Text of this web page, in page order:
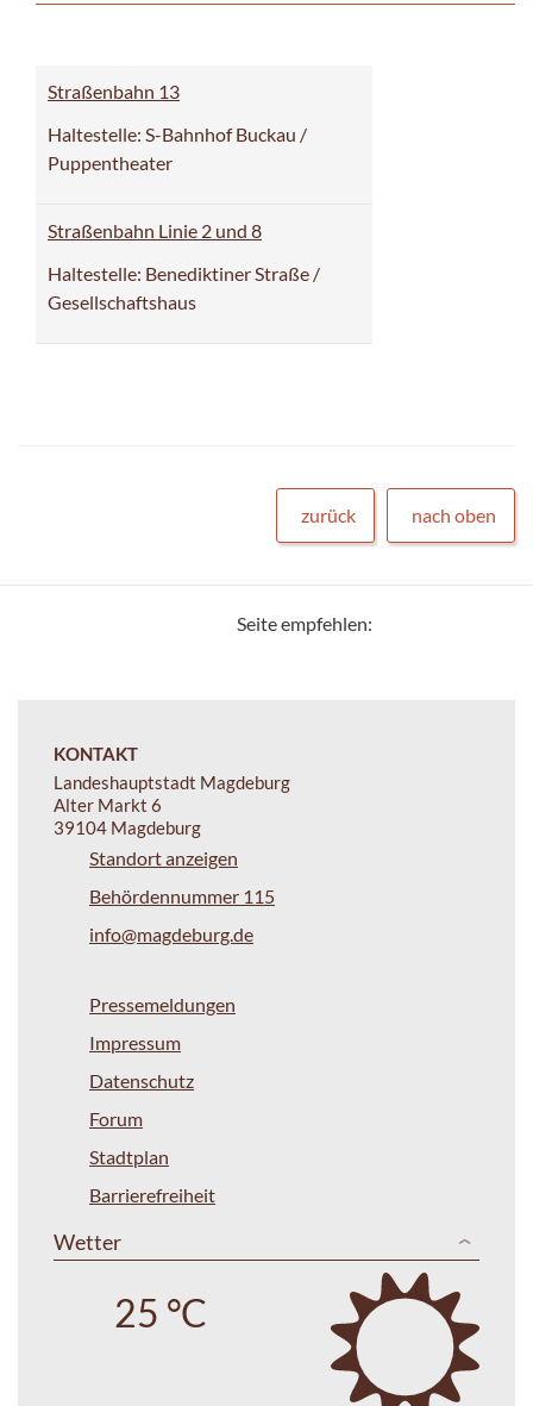
Straßenbahn 13
Haltestelle: S-Bahnhof Buckau /
Puppentheater
Straßenbahn Linie 2 und 8
Haltestelle: Benediktiner Straße /
Gesellschaftshaus
zurück nach oben
Seite empfehlen:
KONTAKT
Landeshauptstadt Magdeburg
Alter Markt 6
39104 Magdeburg
Standort anzeigen
Behördennummer 115
info@magdeburg.de
Pressemeldungen
Impressum
Datenschutz
Forum
Stadtplan
Barrierefreiheit
Wetter
25 °C